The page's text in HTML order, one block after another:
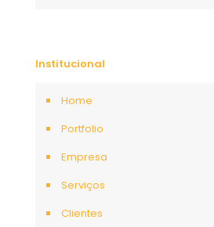
Institucional
Home
Portfolio
Empresa
Serviços
Clientes